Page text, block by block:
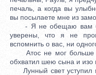
печаль, а когда вы
вы посылаете мне из
- Я не обещаю вам
уверены, что я не
вспомнить о вас, ни
Атос не мог больше
обхватил шею сына и изо
Лунный свет уступил